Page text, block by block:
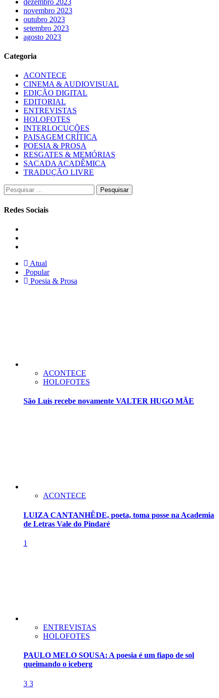
novembro 2023
outubro 2023
setembro 2023
agosto 2023
Categoria
ACONTECE
CINEMA & AUDIOVISUAL
EDIÇÃO DIGITAL
EDITORIAL
ENTREVISTAS
HOLOFOTES
INTERLOCUÇÕES
PAISAGEM CRÍTICA
POESIA & PROSA
RESGATES & MEMÓRIAS
SACADA ACADÊMICA
TRADUÇÃO LIVRE
Pesquisar
por:
Redes Sociais
Atual
Popular
Poesia & Prosa
ACONTECE
HOLOFOTES
São Luís recebe novamente VALTER HUGO MÃE
ACONTECE
LUIZA CANTANHÊDE, poeta, toma posse na Academia
de Letras Vale do Pindaré
1
ENTREVISTAS
HOLOFOTES
PAULO MELO SOUSA: A poesia é um fiapo de sol
queimando o iceberg
3 3